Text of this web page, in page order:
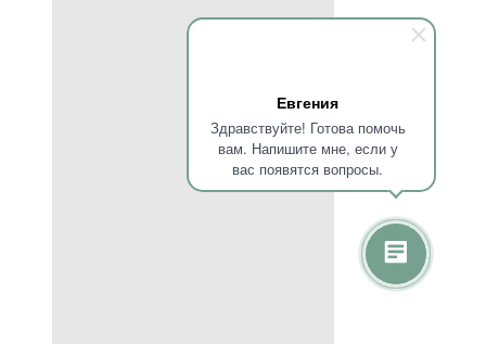
Евгения
Здравствуйте! Готова помочь
вам. Напишите мне, если у
вас появятся вопросы.